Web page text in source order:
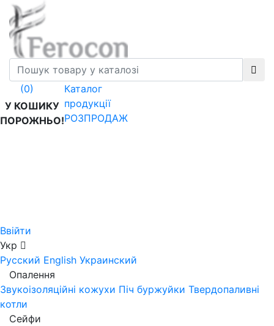
(0)
У КОШИКУ
ПОРОЖНЬО!
Каталог
продукції
РОЗПРОДАЖ
Ввійти
Укр
Русский English Украинский
Опалення
Звукоізоляційні кожухи Піч буржуйки Твердопаливні
котли
Сейфи